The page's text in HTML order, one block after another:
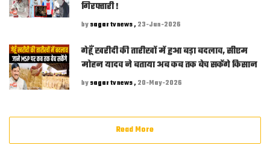
गिरफ्तारी !
bysagar tv news , 23-Jun-2026
गेहूँ खरीदी की तारीखों में हुआ बड़ा बदलाव, सीएम
मोहन यादव ने बताया अब कब तक बेच सकेंगे किसान
bysagar tv news , 20-May-2026
Read More